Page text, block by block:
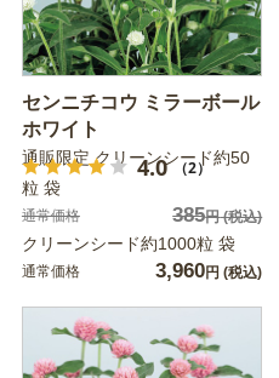
センニチコウ ミラーボール
ホワイト
4.0 （2）
通販限定 クリーンシード約50
粒 袋
通常価格 385円(税込)
クリーンシード約1000粒 袋
通常価格 3,960円 (税込)